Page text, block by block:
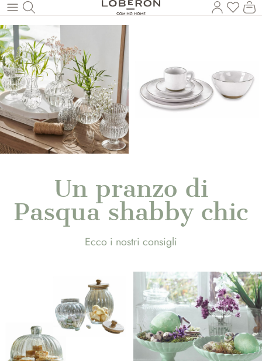
Torna al contenuto principale
Hai 0Il
Un pranzo di
Pasqua shabby chic
Ecco i nostri consigli